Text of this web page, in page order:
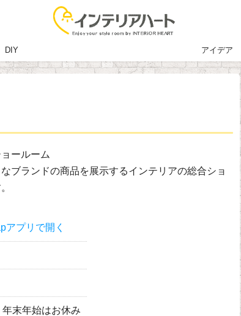
DIY アイデア
ールーム
ブランドの商品を展示するインテリアの総合ショ
アプリで開く
末年始はお休み